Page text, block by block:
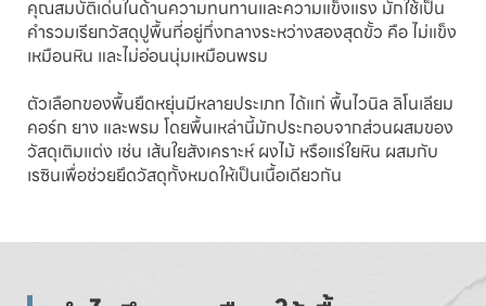
คุณสมบัติเด่นในด้านความทนทานและความแข็งแรง มักใช้เป็น
คำรวมเรียกวัสดุปูพื้นที่อยู่กึ่งกลางระหว่างสองสุดขั้ว คือ ไม่แข็ง
เหมือนหิน และไม่อ่อนนุ่มเหมือนพรม
ตัวเลือกของพื้นยืดหยุ่นมีหลายประเภท ได้แก่ พื้นไวนิล ลิโนเลียม
คอร์ก ยาง และพรม โดยพื้นเหล่านี้มักประกอบจากส่วนผสมของ
วัสดุเติมแต่ง เช่น เส้นใยสังเคราะห์ ผงไม้ หรือแร่ใยหิน ผสมกับ
เรซินเพื่อช่วยยึดวัสดุทั้งหมดให้เป็นเนื้อเดียวกัน